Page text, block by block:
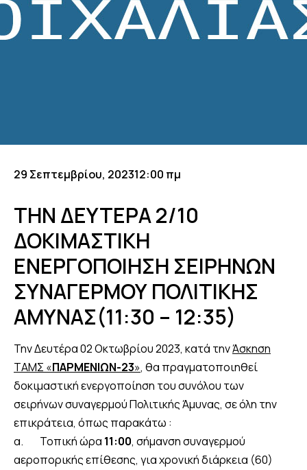
29 Σεπτεμβρίου, 202312:00 πμ
ΤΗΝ ΔΕΥΤΕΡΑ 2/10
ΔΟΚΙΜΑΣΤΙΚΗ
ΕΝΕΡΓΟΠΟΙΗΣΗ ΣΕΙΡΗΝΩΝ
ΣΥΝΑΓΕΡΜΟΥ ΠΟΛΙΤΙΚΗΣ
ΑΜΥΝΑΣ(11:30 – 12:35)
Την Δευτέρα 02 Οκτωβρίου 2023, κατά τηνΆσκηση
ΤΑΜΣ «ΠΑΡΜΕΝΙΩΝ-23», θα πραγματοποιηθεί
δοκιμαστική ενεργοποίηση του συνόλου των
σειρήνων συναγερμού Πολιτικής Άμυνας, σε όλη την
επικράτεια, όπως παρακάτω :
α. Τοπική ώρα 11:00, σήμανση συναγερμού
αεροπορικής επίθεσης, για χρονική διάρκεια (60)